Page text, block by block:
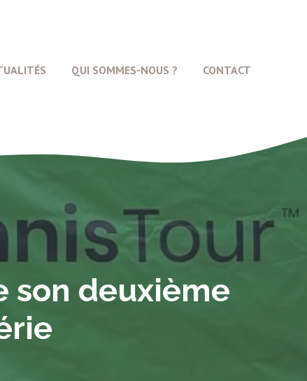
QUI SOMMES-NOUS ? CONTACT
son deuxième